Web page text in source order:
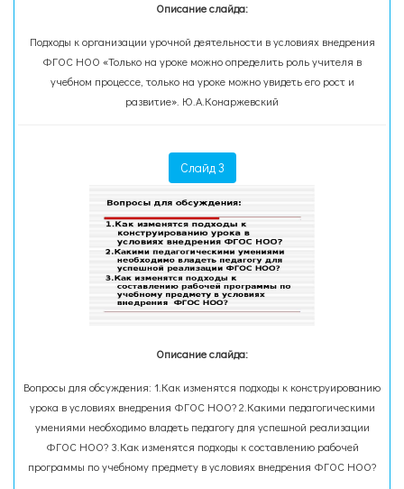
Описание слайда:
Подходы к организации урочной деятельности в условиях внедрения
ФГОС НОО «Только на уроке можно определить роль учителя в
учебном процессе, только на уроке можно увидеть его рост и
развитие». Ю.А.Конаржевский
Слайд 3
Описание слайда:
Вопросы для обсуждения: 1.Как изменятся подходы к конструированию
урока в условиях внедрения ФГОС НОО? 2.Какими педагогическими
умениями необходимо владеть педагогу для успешной реализации
ФГОС НОО? 3.Как изменятся подходы к составлению рабочей
программы по учебному предмету в условиях внедрения ФГОС НОО?